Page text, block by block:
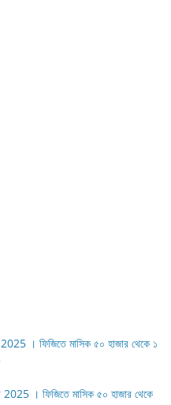
। ফিজিতে মাসিক ৫০ হাজার থেকে ১
। ফিজিতে মাসিক ৫০ হাজার থেকে